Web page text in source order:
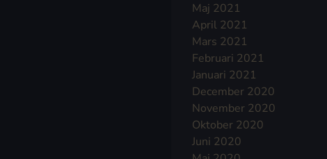
Maj 2021
April 2021
Mars 2021
Februari 2021
Januari 2021
December 2020
November 2020
Oktober 2020
Juni 2020